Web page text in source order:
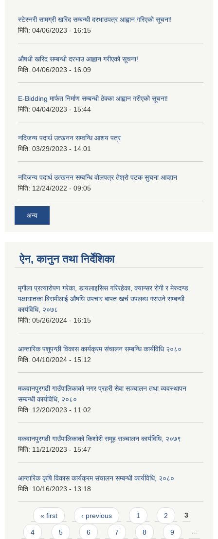
स्टेस्नरी सामग्री खरिद सम्बन्धी दरभाउपत्र आह्वान गरिएको सूचना!
मिति: 04/06/2023 - 16:15
औषधी खरिद सम्बन्धी दरभाउ आह्वान गरीएको सूचना!
मिति: 04/06/2023 - 16:09
E-Bidding मार्फत निर्माण सम्बन्धी ठेक्का आह्वान गरीएको सूचना!
मिति: 04/04/2023 - 15:44
नदिजन्य पदार्थ उत्खनन सम्वन्धि आशय पत्र
मिति: 03/29/2023 - 14:01
नदिजन्य पदार्थ उत्खनन सम्वन्धि वोलपत्र तेश्रो पटक सुचना आव्ह्यन
मिति: 12/24/2022 - 09:05
अन्य
ऐन, कानुन तथा निर्देशिका
मृगौला प्रत्यारोपण गरेका, डायलाइसिस गरिरहेका, क्यान्सर रोगी र मेरुदण्‍ड
पक्षाघातका बिरामीलाई ‍औषधि उपचार बापत खर्च उपलब्ध गराउने सम्बन्धी
कार्यविधि, २०७८
मिति: 05/26/2024 - 16:15
आन्तारिक पशुपन्छी विकास कार्यक्रम संचालन सम्बन्धि कार्यविधि २०८०
मिति: 04/10/2024 - 15:12
मकवानपुरगढी गाउँपालिकाको नगर प्रहरी सेवा सञ्‍चालन तथा व्‍यवस्‍थापन
सम्बन्धी कार्यविधि, २०८०
मिति: 12/20/2023 - 11:02
मकवानपुरगढी गाउँपालिकाको किशोरी समूह सञ्‍चालन कार्यविधि, २०७९
मिति: 11/21/2023 - 15:47
आन्तारिक कृषि विकास कार्यक्रम संचालन सम्बन्धी कार्यविधि, २०८०
मिति: 10/16/2023 - 13:18
Pages
« first ‹ previous 1 2 3
4 5 6 7 8 9 …